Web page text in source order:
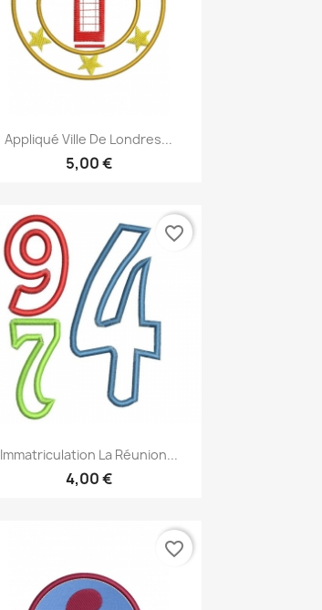
Aperçu rapide
Appliqué Ville De Londres...
5,00 €
Aperçu rapide
Immatriculation La Réunion...
4,00 €
favorite_border
favorite_border